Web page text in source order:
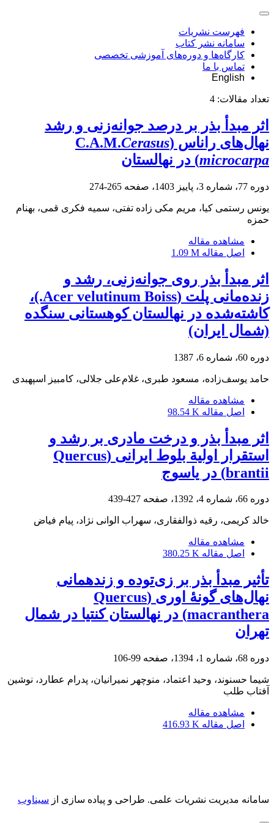
فهرست نشریات
سامانه نشر کتاب
کارگاه‌ها و دوره‌های آموزشی تخصصی
تماس با ما
English
تعداد مقالات: 4
اثر مبدأ بذر بر درصد جوانه‌زنی و رشد
نهال‌های راناس (C.A.M.Cerasus
microcarpa) در نهالستان
دوره 77، شماره 3، پاییز 1403، صفحه 265-274
یونس رستمی کیا، مریم مکی زاده تفتی، سمیه فکری قمی، بهنام
حمزه
مشاهده مقاله
اصل مقاله 1.09 M
اثر مبدأ بذر روی جوانه‌زنی، رشد و
زنده‌مانی پلت (Acer velutinum Boiss.)،
کاشته‌شده در نهالستان کوهستانی سنگده
(شمال ایران)
دوره 60، شماره 6، 1387
حامد یوسف‌زاده، مسعود طبری، غلام‌علی جلالی، کامبیز اسپهبدی
مشاهده مقاله
اصل مقاله 98.54 K
اثر مبدأ بذر و درخت مادری بر رشد و
استقرار اولیة بلوط ایرانی (Quercus
brantii) در یاسوج
دوره 66، شماره 4، 1392، صفحه 427-439
خالد کریمی، رقیه ذوالفقاری، سهراب الوانی نژاد، پیام فیاض
مشاهده مقاله
اصل مقاله 380.25 K
تأثیر مبدأ بذر بر زی‌توده و زنده‏مانی
نهال‌های گونۀ اوری (Quercus
macranthera) در نهالستان کنتیا در شمال
تهران
دوره 68، شماره 1، 1394، صفحه 99-106
شیما حسنوند، وحید اعتماد، منوچهر نمیرانیان، پدرام عطارد، نوشین
آفتاب طلب
مشاهده مقاله
اصل مقاله 416.93 K
سامانه مدیریت نشریات علمی. طراحی و پیاده سازی از سیناوب